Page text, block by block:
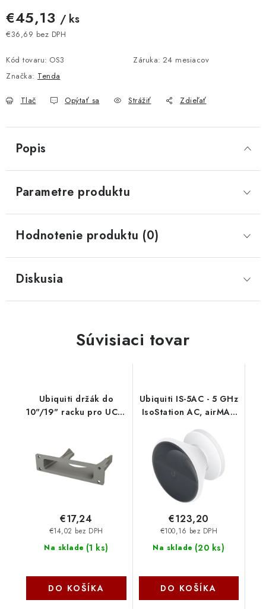
€45,13 / ks
€36,69 bez DPH
Kód tovaru: OS3 Záruka: 24 mesiacov
Značka: Tenda
Tlač Opýtať sa Strážiť Zdieľať
Popis
Parametre produktu
Hodnotenie produktu (0)
Diskusia
Súvisiaci tovar
Ubiquiti držák do
10"/19" racku pro UCK-
Na sklade (1 ks)
€14,02 bez DPH
€17,24
DO KOŠÍKA
Ubiquiti IS-5AC - 5 GHz
IsoStation AC, airMAX
Na sklade (20 ks)
€100,16 bez DPH
€123,20
DO KOŠÍKA